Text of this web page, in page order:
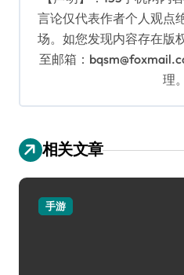
言论仅代表作者个人观点
场。如您发现内容存在版
至邮箱：
理。
相关文章
手游